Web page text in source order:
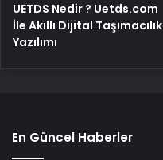
UETDS Nedir ? Uetds.com
İle Akıllı Dijital Taşımacılık
Yazılımı
En Güncel Haberler